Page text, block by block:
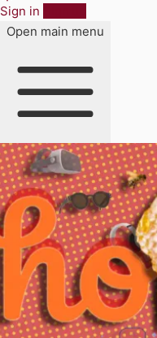
Sign in
Open main menu